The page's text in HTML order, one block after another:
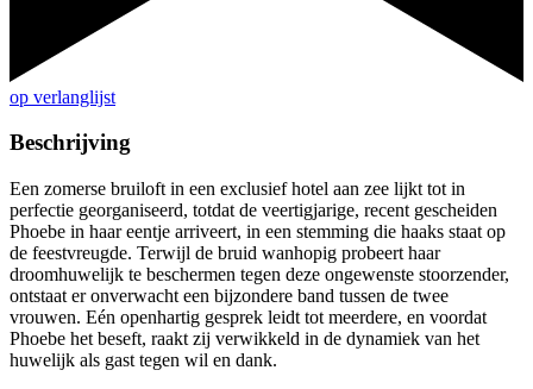
op verlanglijst
Beschrijving
Een zomerse bruiloft in een exclusief hotel aan zee lijkt tot in
perfectie georganiseerd, totdat de veertigjarige, recent gescheiden
Phoebe in haar eentje arriveert, in een stemming die haaks staat op
de feestvreugde. Terwijl de bruid wanhopig probeert haar
droomhuwelijk te beschermen tegen deze ongewenste stoorzender,
ontstaat er onverwacht een bijzondere band tussen de twee
vrouwen. Eén openhartig gesprek leidt tot meerdere, en voordat
Phoebe het beseft, raakt zij verwikkeld in de dynamiek van het
huwelijk als gast tegen wil en dank.